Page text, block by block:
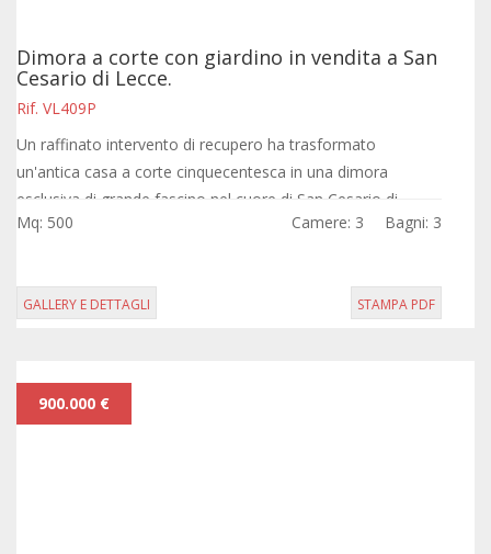
Dimora a corte con giardino in vendita a San
Cesario di Lecce.
Rif. VL409P
Un raffinato intervento di recupero ha trasformato
un'antica casa a corte cinquecentesca in una dimora
esclusiva di grande fascino nel cuore di San Cesario di
Lecce.
Mq: 500 Camere: 3 Bagni: 3
GALLERY E DETTAGLI STAMPA PDF
900.000 €